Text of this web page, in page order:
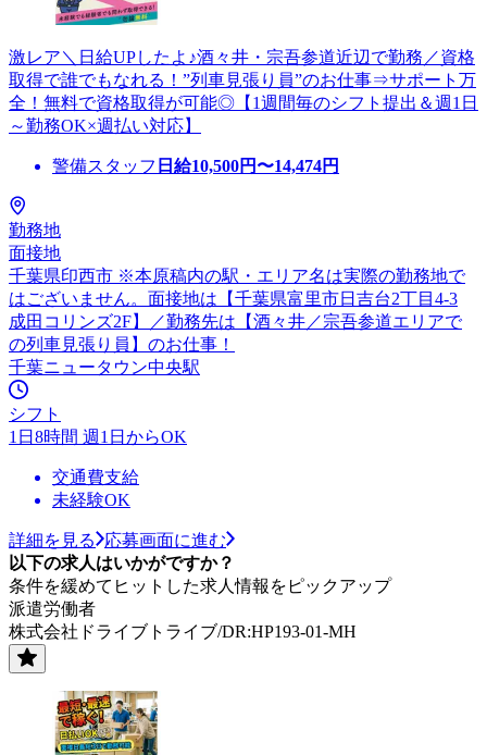
激レア＼日給UPしたよ♪酒々井・宗吾参道近辺で勤務／資格
取得で誰でもなれる！”列車見張り員”のお仕事⇒サポート万
全！無料で資格取得が可能◎【1週間毎のシフト提出＆週1日
～勤務OK×週払い対応】
警備スタッフ 日給10,500円〜14,474円
勤務地
面接地
千葉県印西市 ※本原稿内の駅・エリア名は実際の勤務地で
はございません。面接地は【千葉県富里市日吉台2丁目4-3
成田コリンズ2F】／勤務先は【酒々井／宗吾参道エリアで
の列車見張り員】のお仕事！
千葉ニュータウン中央駅
シフト
1日8時間 週1日からOK
交通費支給
未経験OK
詳細を見る
応募画面に進む
以下の求人はいかがですか？
条件を緩めてヒットした求人情報をピックアップ
派遣労働者
株式会社ドライブトライブ/DR:HP193-01-MH